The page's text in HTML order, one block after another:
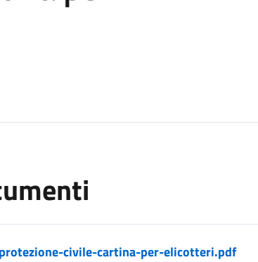
protezione-civile-cartina-per-elicotteri.pdf